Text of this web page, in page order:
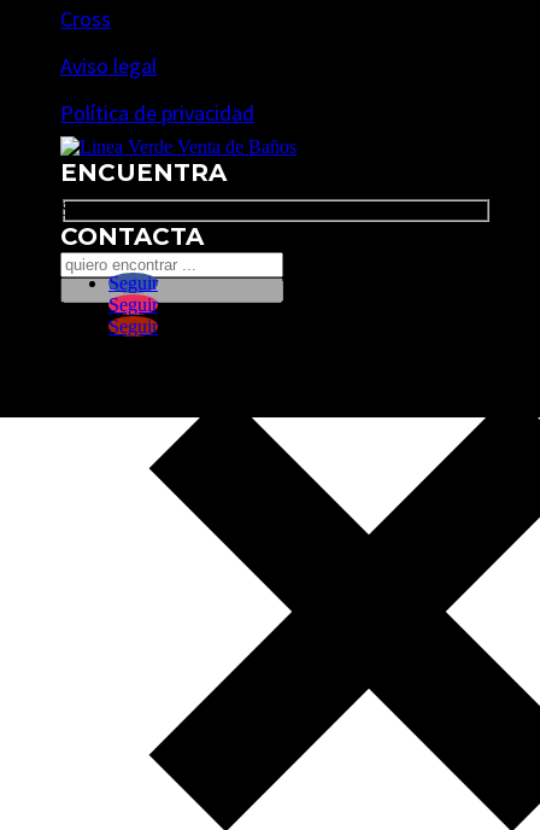
Cross
Aviso legal
Política de privacidad
ENCUENTRA
Search
CONTACTA
Seguir
Seguir
Seguir